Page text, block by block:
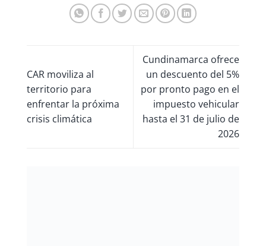
CAR moviliza al
territorio para
enfrentar la próxima
crisis climática
Cundinamarca ofrece
un descuento del 5%
por pronto pago en el
impuesto vehicular
hasta el 31 de julio de
2026